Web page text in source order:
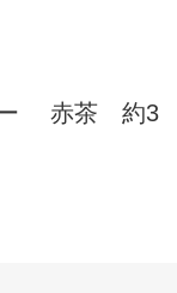
ー 赤茶 約3